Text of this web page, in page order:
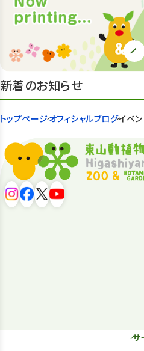
トップページオフィシャルブログイベ
新着のお知らせ
サ